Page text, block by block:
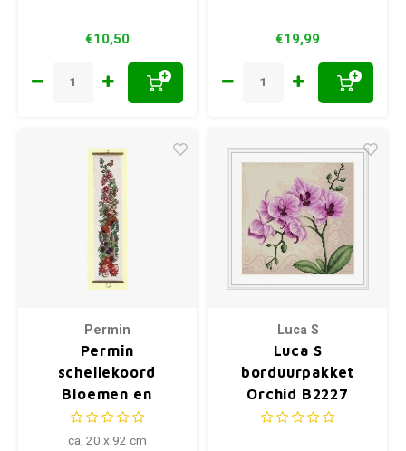
€10,50
+
€19,99
+
Permin
Permin
schellekoord
Bloemen en
Vlinders 35-8148
ca, 20 x 92 cm
Luca S
Luca S
borduurpakket
Orchid B2227